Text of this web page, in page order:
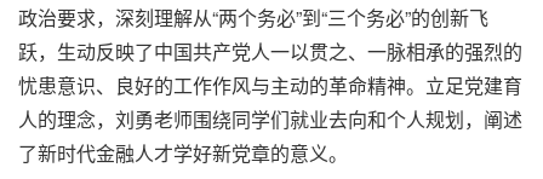
政治要求，深刻理解从“两个务必”到“三个务必”的创新飞
跃，生动反映了中国共产党人一以贯之、一脉相承的强烈的
忧患意识、良好的工作作风与主动的革命精神。立足党建育
人的理念，刘勇老师围绕同学们就业去向和个人规划，阐述
了新时代金融人才学好新党章的意义。